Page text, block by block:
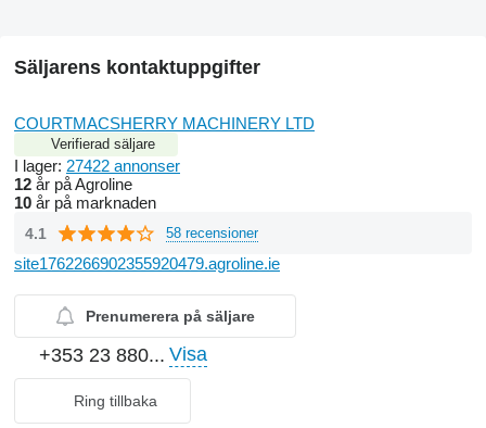
Säljarens kontaktuppgifter
COURTMACSHERRY MACHINERY LTD
Verifierad säljare
I lager: 27422 annonser
12 år på Agroline
10 år på marknaden
4.1 58 recensioner
site1762266902355920479.agroline.ie
Prenumerera på säljare
+353 23 880... Visa
Ring tillbaka